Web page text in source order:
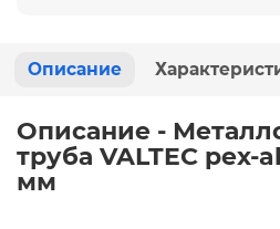
Описание
Описание -
труба VALTEC pex-
мм